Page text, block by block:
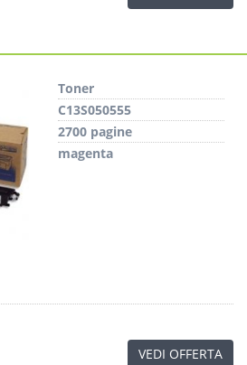
Toner
C13S050555
2700 pagine
magenta
VEDI OFFERTA